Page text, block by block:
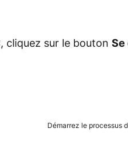
cliquez sur le bouton Se
Démarrez le processus